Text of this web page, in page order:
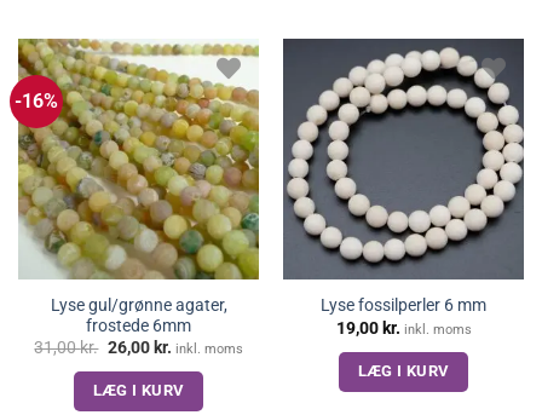
-16%
Lyse gul/grønne agater,
frostede 6mm
31,00kr. Den
oprindelige
pris
var:
31,00 kr..
26,00 kr. Den
pris
er:
26,00 kr..
inkl. moms
LÆG I KURV
Lyse fossilperler 6 mm
19,00kr. inkl. moms
LÆG I KURV